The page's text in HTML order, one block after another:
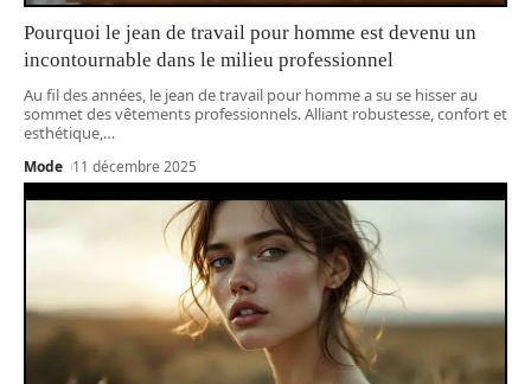
Pourquoi le jean de travail pour homme est devenu un
incontournable dans le milieu professionnel
Au fil des années, le jean de travail pour homme a su se hisser au
sommet des vêtements professionnels. Alliant robustesse, confort et
esthétique,…
Mode 11 décembre 2025